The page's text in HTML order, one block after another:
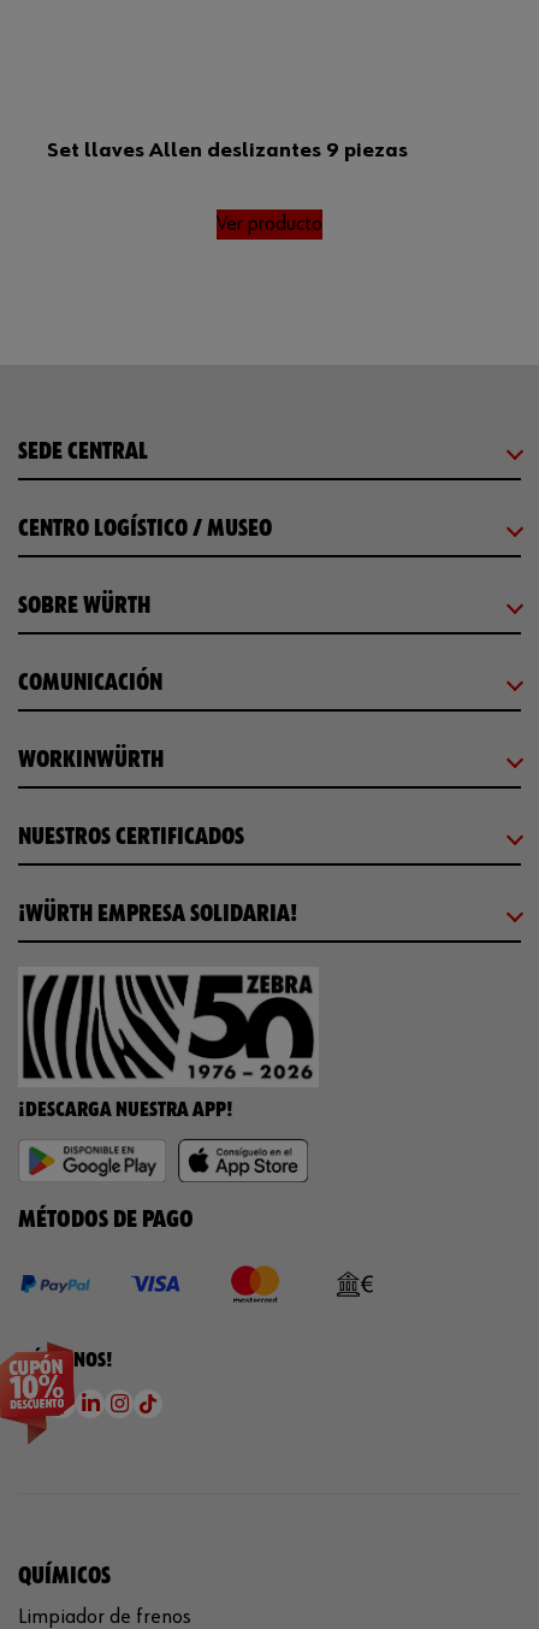
Set llaves Allen deslizantes 9 piezas
Ver producto
SEDE CENTRAL
CENTRO LOGÍSTICO / MUSEO
SOBRE WÜRTH
COMUNICACIÓN
WORKINWÜRTH
NUESTROS CERTIFICADOS
¡WÜRTH EMPRESA SOLIDARIA!
¡DESCARGA NUESTRA APP!
MÉTODOS DE PAGO
¡SÍGUENOS!
QUÍMICOS
Limpiador de frenos